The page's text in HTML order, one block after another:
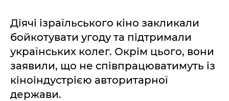
Діячі ізраїльського кіно закликали
бойкотувати угоду та підтримали
українських колег. Окрім цього, вони
заявили, що не співпрацюватимуть із
кіноіндустрією авторитарної
держави.